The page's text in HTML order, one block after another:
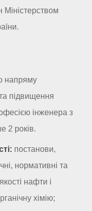
напряму
та підвищення
інженера з
2 років.
постанови,
нормативні та
нафти і
хімію;